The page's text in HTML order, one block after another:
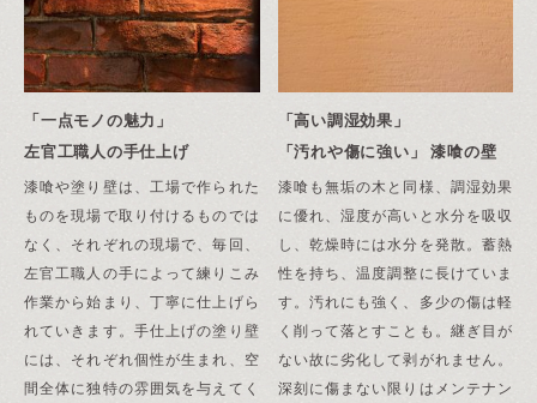
「一点モノの魅力」
左官工職人の手仕上げ
漆喰や塗り壁は、工場で作られた
ものを現場で取り付けるものでは
なく、それぞれの現場で、毎回、
左官工職人の手によって練りこみ
作業から始まり、丁寧に仕上げら
れていきます。手仕上げの塗り壁
には、それぞれ個性が生まれ、空
間全体に独特の雰囲気を与えてく
「高い調湿効果」
「汚れや傷に強い」 漆喰の壁
漆喰も無垢の木と同様、調湿効果
に優れ、湿度が高いと水分を吸収
し、乾燥時には水分を発散。蓄熱
性を持ち、温度調整に長けていま
す。汚れにも強く、多少の傷は軽
く削って落とすことも。継ぎ目が
ない故に劣化して剥がれません。
深刻に傷まない限りはメンテナン